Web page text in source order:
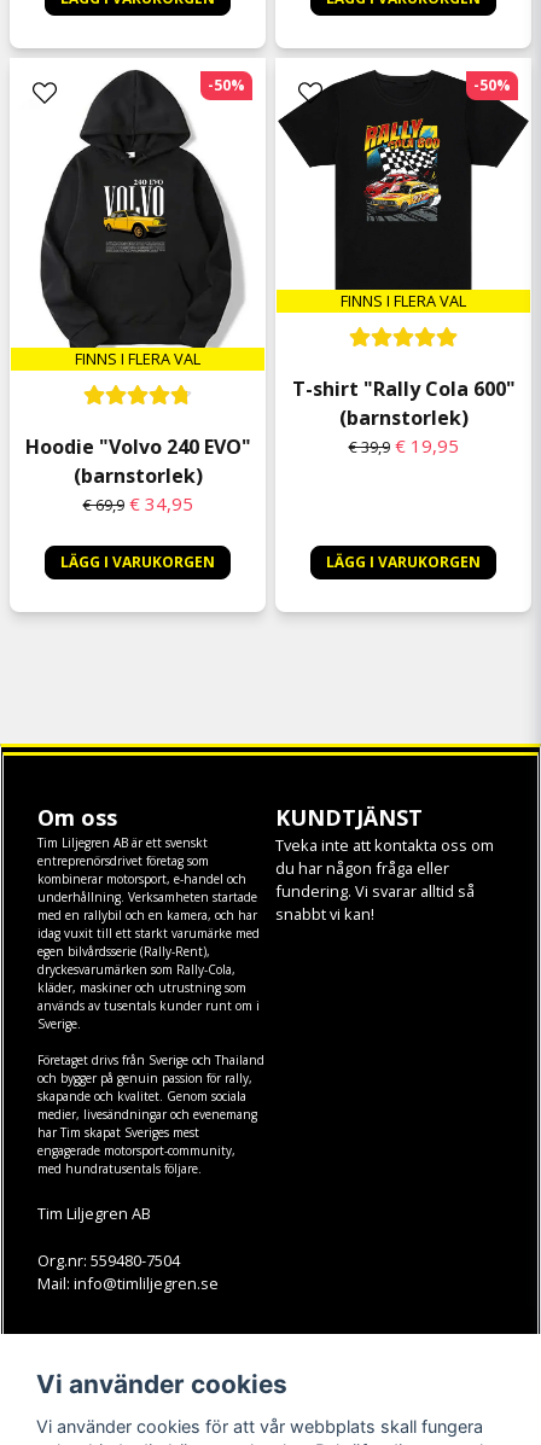
FINNS I FLERA VAL
Hoodie "Volvo 240 EVO"
(barnstorlek)
€ 69,9 € 34,95
LÄGG I VARUKORGEN
-50%
FINNS I FLERA VAL
T-shirt "Rally Cola 600"
(barnstorlek)
€ 39,9 € 19,95
LÄGG I VARUKORGEN
-50%
Om oss
Tim Liljegren AB är ett svenskt
entreprenörsdrivet företag som
kombinerar motorsport, e-handel och
underhållning. Verksamheten startade
med en rallybil och en kamera, och har
idag vuxit till ett starkt varumärke med
egen bilvårdsserie (Rally-Rent),
dryckesvarumärken som Rally-Cola,
kläder, maskineroch utrustning som
används av tusentals kunder runt om i
Sverige.
Företaget drivs från Sverige och Thailand
och bygger på genuin passion för rally,
skapande och kvalitet. Genom sociala
medier, livesändningar och evenemang
har Tim skapat Sveriges mest
engagerade motorsport-community,
med hundratusentals följare.
Tim Liljegren AB
Org.nr: 559480-7504
Mail: info@timliljegren.se
KUNDTJÄNST
Tveka inte att kontakta oss om
du har någon fråga eller
fundering. Vi svarar alltid så
snabbt vi kan!
Köpvillkor
Kontakt
Instagram
Vi använder cookies
Vi använder cookies för att vår webbplats skall fungera